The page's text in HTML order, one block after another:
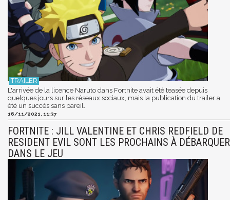
L'arrivée de la licence Naruto dans Fortnite avait été teasée depuis
quelques jours sur les réseaux sociaux, mais la publication du trailer a
été un succès sans pareil.
16/11/2021, 11:37
FORTNITE : JILL VALENTINE ET CHRIS REDFIELD DE
RESIDENT EVIL SONT LES PROCHAINS À DÉBARQUER
DANS LE JEU